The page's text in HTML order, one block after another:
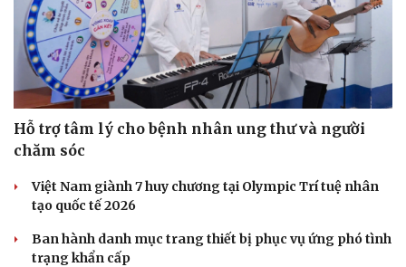
Hỗ trợ tâm lý cho bệnh nhân ung thư và người
chăm sóc
Việt Nam giành 7 huy chương tại Olympic Trí tuệ nhân
tạo quốc tế 2026
Ban hành danh mục trang thiết bị phục vụ ứng phó tình
trạng khẩn cấp